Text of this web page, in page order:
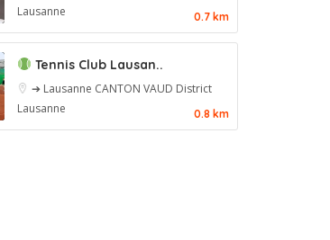
Lausanne
0.7 km
Tennis Club Lausan..
➔ Lausanne CANTON VAUD District
Lausanne
0.8 km